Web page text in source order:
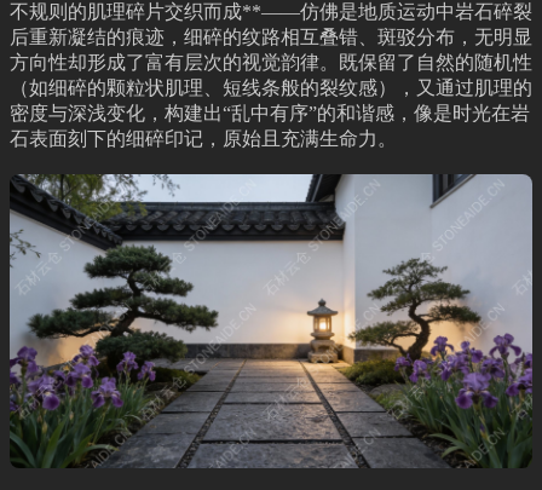
不规则的肌理碎片交织而成**——仿佛是地质运动中岩石碎裂
后重新凝结的痕迹，细碎的纹路相互叠错、斑驳分布，无明显
方向性却形成了富有层次的视觉韵律。既保留了自然的随机性
（如细碎的颗粒状肌理、短线条般的裂纹感），又通过肌理的
密度与深浅变化，构建出“乱中有序”的和谐感，像是时光在岩
石表面刻下的细碎印记，原始且充满生命力。